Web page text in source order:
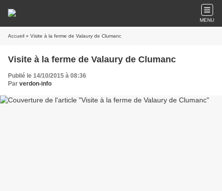
MENU
Accueil » Visite à la ferme de Valaury de Clumanc
Visite à la ferme de Valaury de Clumanc
Publié le 14/10/2015 à 08:36
Par verdon-info